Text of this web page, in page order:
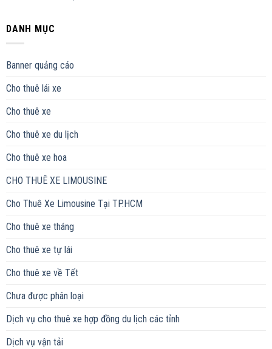
DANH MỤC
Banner quảng cáo
Cho thuê lái xe
Cho thuê xe
Cho thuê xe du lịch
Cho thuê xe hoa
CHO THUÊ XE LIMOUSINE
Cho Thuê Xe Limousine Tại TP.HCM
Cho thuê xe tháng
Cho thuê xe tự lái
Cho thuê xe về Tết
Chưa được phân loại
Dịch vụ cho thuê xe hợp đồng du lịch các tỉnh
Dịch vụ vận tải